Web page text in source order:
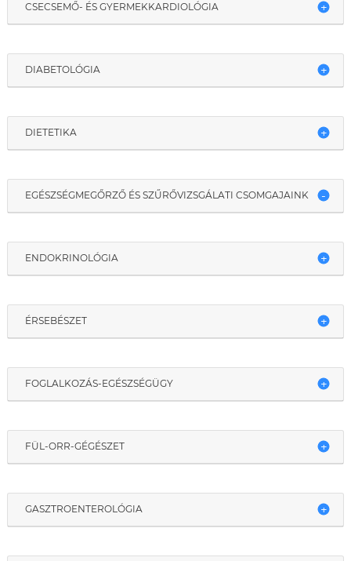
CSECSEMŐ- ÉS GYERMEKKARDIOLÓGIA
DIABETOLÓGIA
DIETETIKA
EGÉSZSÉGMEGŐRZŐ ÉS SZŰRŐVIZSGÁLATI CSOMGAJAINK
ENDOKRINOLÓGIA
ÉRSEBÉSZET
FOGLALKOZÁS-EGÉSZSÉGÜGY
FÜL-ORR-GÉGÉSZET
GASZTROENTEROLÓGIA